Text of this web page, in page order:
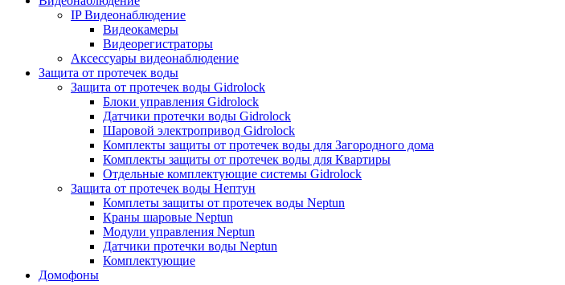
IP Видеонаблюдение
Видеокамеры
Видеорегистраторы
Аксессуары видеонаблюдение
Защита от протечек воды
Защита от протечек воды Gidrolock
Блоки управления Gidrolock
Датчики протечки воды Gidrolock
Шаровой электропривод Gidrolock
Комплекты защиты от протечек воды для Загородного дома
Комплекты защиты от протечек воды для Квартиры
Отдельные комплектующие системы Gidrolock
Защита от протечек воды Нептун
Комплеты защиты от протечек воды Neptun
Краны шаровые Neptun
Модули управления Neptun
Датчики протечки воды Neptun
Комплектующие
Домофоны